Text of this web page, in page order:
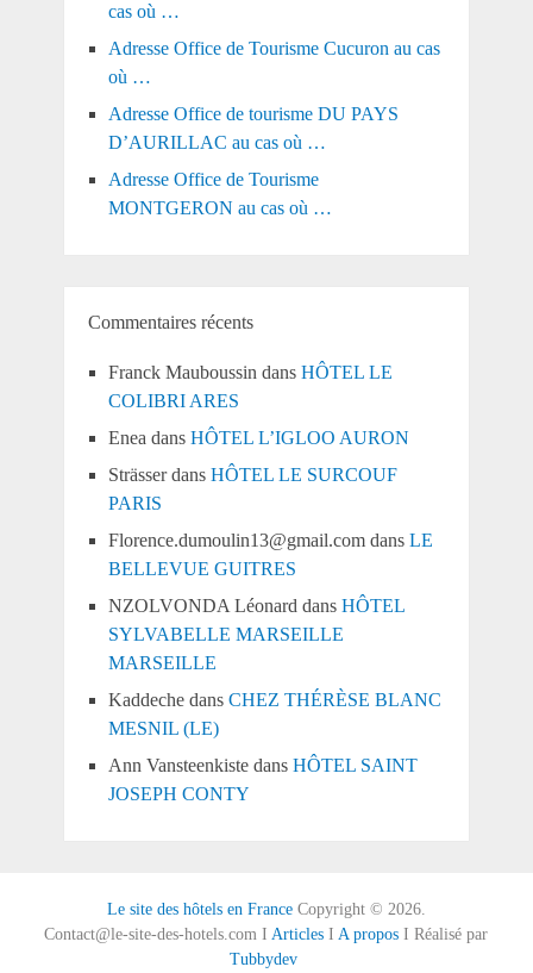
cas où …
Adresse Office de Tourisme Cucuron au cas
où …
Adresse Office de tourisme DU PAYS
D’AURILLAC au cas où …
Adresse Office de Tourisme
MONTGERON au cas où …
Commentaires récents
Franck Mauboussin dans HÔTEL LE
COLIBRI ARES
Enea dans HÔTEL L’IGLOO AURON
Strässerdans HÔTEL LE SURCOUF
PARIS
Florence.dumoulin13@gmail.comdans LE
BELLEVUE GUITRES
NZOLVONDA Léonard dans HÔTEL
SYLVABELLE MARSEILLE
MARSEILLE
Kaddechedans CHEZ THÉRÈSE BLANC
MESNIL (LE)
Ann Vansteenkistedans HÔTEL SAINT
JOSEPH CONTY
Le site des hôtels en FranceCopyright © 2026.
Contact@le-site-des-hotels.com IArticles IA propos I Réalisé par
Tubbydev